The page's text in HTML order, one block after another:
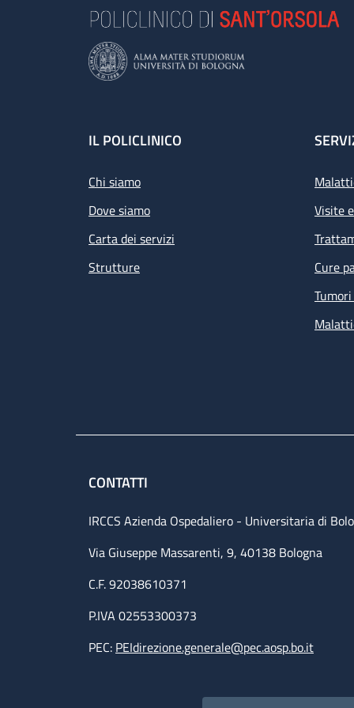
Footer
IL POLICLINICO
Chi siamo
Dove siamo
Carta dei servizi
Strutture
Visite
Cure
CONTATTI
IRCCS Azienda Ospedaliero - Universitaria di
Via Giuseppe Massarenti, 9, 40138 Bologna
C.F. 92038610371
P.IVA 02553300373
PEC: PEIdirezione.generale@pec.aosp.bo.it